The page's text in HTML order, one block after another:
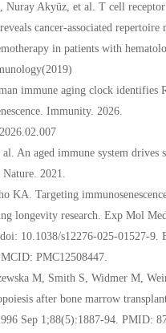
Nuray Akyüz, et al. T cell
cancer-associated repertoire
in patients with
immune aging clock identifies
Immunity. 2026.
An aged immune system drives
2021.
KA. Targeting
longevity research. Exp Mol
10.1038/s12276-025-01527-9.
PMC12508447.
M, Smith S, Widmer M,
after bone marrow
Sep 1;88(5):1887-94. PMID: